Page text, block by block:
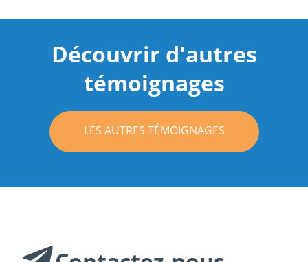
Découvrir d'autres
témoignages
LES AUTRES TÉMOIGNAGES